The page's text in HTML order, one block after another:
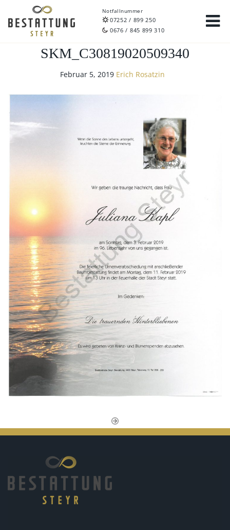
Notfallnummer
07252 / 899 250
0676 / 845 899 310
SKM_C30819020509340
Februar 5, 2019 Erich Rosatzin